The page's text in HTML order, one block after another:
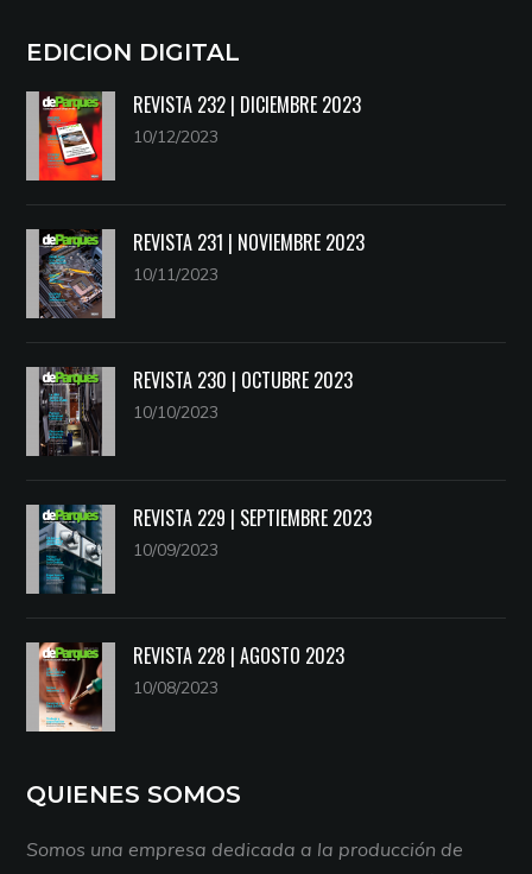
EDICION DIGITAL
REVISTA 232 | DICIEMBRE 2023
10/12/2023
REVISTA 231 | NOVIEMBRE 2023
10/11/2023
REVISTA 230 | OCTUBRE 2023
10/10/2023
REVISTA 229 | SEPTIEMBRE 2023
10/09/2023
REVISTA 228 | AGOSTO 2023
10/08/2023
QUIENES SOMOS
Somos una empresa dedicada a la producción de